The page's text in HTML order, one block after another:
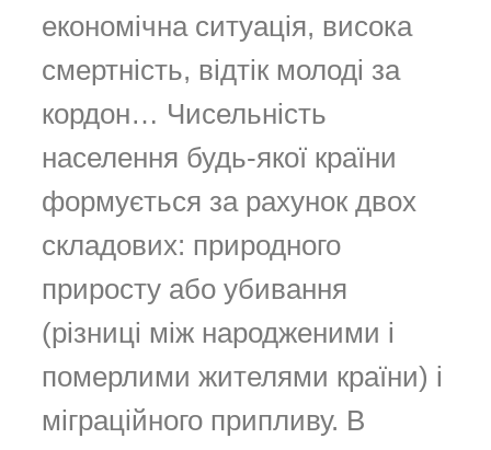
економічна ситуація, висока
смертність, відтік молоді за
кордон… Чисельність
населення будь-якої країни
формується за рахунок двох
складових: природного
приросту або убивання
(різниці між народженими і
померлими жителями країни) і
міграційного припливу. В